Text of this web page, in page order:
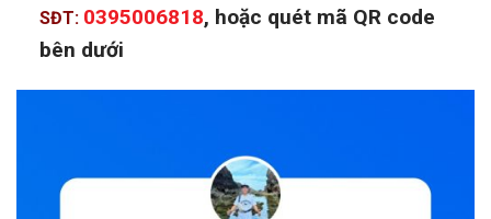
SĐT: 0395006818, hoặc quét mã QR code
bên dưới